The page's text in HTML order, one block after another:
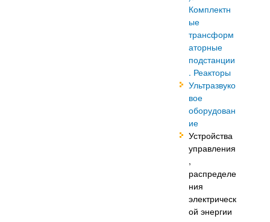
Комплектн
ые
трансформ
аторные
подстанции
. Реакторы
Ультразвуко
вое
оборудован
ие
Устройства
управления
,
распределе
ния
электрическ
ой энергии